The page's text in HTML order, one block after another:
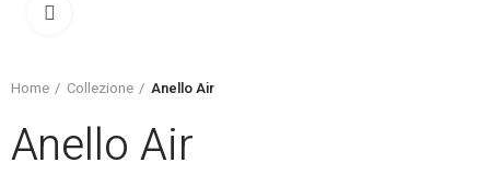
Home Collezione Anello Air
Anello Air